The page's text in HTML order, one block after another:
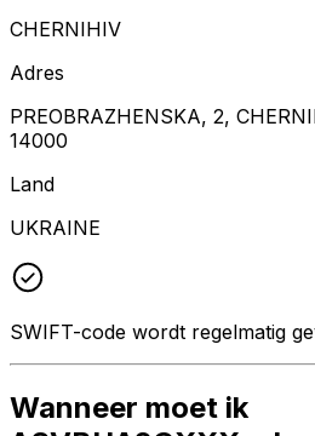
CHERNIHIV
Adres
PREOBRAZHENSKA, 2,
14000
Land
UKRAINE
SWIFT-code wordt regelmatig
Wanneer moet ik